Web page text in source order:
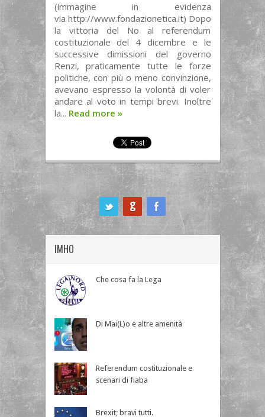
(immagine in evidenza
via http://www.fondazionetica.it) Dopo
la vittoria del No al referendum
costituzionale del 4 dicembre e le
successive dimissioni del governo
Renzi, praticamente tutte le forze
politiche, con più o meno convinzione,
avevano espresso la volontà di voler
andare al voto in tempi brevi. Inoltre
la... Read more »
IMHO
Che cosa fa la Lega
Di Mai(L)o e altre amenità
Referendum costituzionale e
scenari di fiaba
Brexit; bravi tutti.